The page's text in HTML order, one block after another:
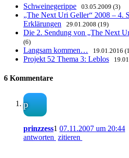
Schweinegerippe 03.05.2009 (3)
„The Next Uri Geller“ 2008 – 4.
Erklärungen
29.01.2008 (19)
Die 2. Sendung von „The Next
(6)
Langsam kommen… 19.01.2016
Projekt 52 Thema 3: Leblos
6 Kommentare
p
prinzzess1 07.11.2007 um 20:44
antworten zitieren